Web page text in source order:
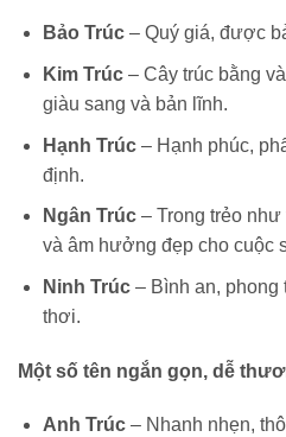
Bảo Trúc– Quý giá, được
Kim Trúc– Cây trúc bằng
giàu sang và bản lĩnh.
Hạnh Trúc– Hạnh phúc,
định.
Ngân Trúc– Trong trẻo như
và âm hưởng đẹp cho cuộc
Ninh Trúc– Bình an, phong
thơi.
Một số tên ngắn gọn, dễ
Anh Trúc– Nhanh nhẹn,